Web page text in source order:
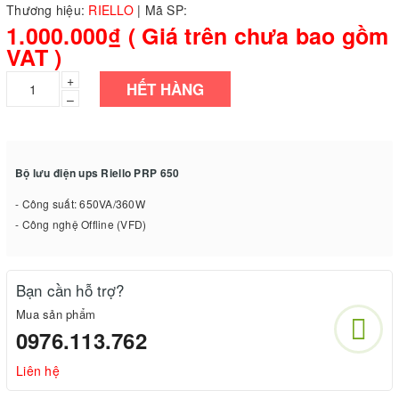
Thương hiệu: RIELLO | Mã SP:
1.000.000₫ ( Giá trên chưa bao gồm
VAT )
+
–
HẾT HÀNG
Bộ lưu điện ups Riello PRP 650
- Công suất: 650VA/360W
- Công nghệ Offline (VFD)
Bạn cần hỗ trợ?
Mua sản phẩm
0976.113.762
Liên hệ